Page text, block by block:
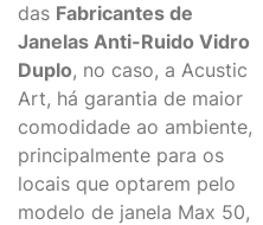
das Fabricantes de
Janelas Anti-Ruido Vidro
Duplo, no caso, a Acustic
Art, há garantia de maior
comodidade ao ambiente,
principalmente para os
locais que optarem pelo
modelo de janela Max 50,